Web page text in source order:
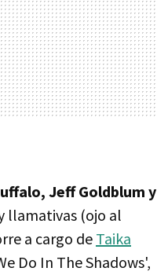
Jeff Goldblum y
llamativas (ojo al
a cargo de Taika
Do In The Shadows',